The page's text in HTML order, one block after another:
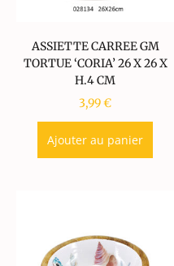
ASSIETTE CARREE GM
TORTUE ‘CORIA’ 26 X 26 X
H.4 CM
3,99€
Ajouter au panier